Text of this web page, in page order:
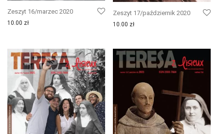
Zeszyt 16/marzec 2020
10.00 zł
Zeszyt 17/październik 2020
10.00 zł